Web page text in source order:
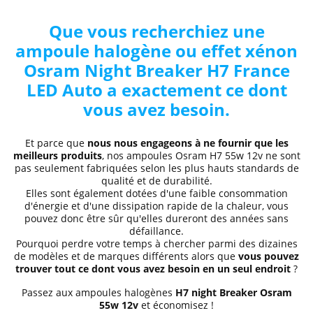
Que vous recherchiez une
ampoule halogène ou effet xénon
Osram Night Breaker H7 France
LED Auto a exactement ce dont
vous avez besoin.
Et parce que nous nous engageons à ne fournir que les
meilleurs produits, nos ampoules Osram H7 55w 12v ne sont
pas seulement fabriquées selon les plus hauts standards de
qualité et de durabilité.
Elles sont également dotées d'une faible consommation
d'énergie et d'une dissipation rapide de la chaleur, vous
pouvez donc être sûr qu'elles dureront des années sans
défaillance.
Pourquoi perdre votre temps à chercher parmi des dizaines
de modèles et de marques différents alors que vous pouvez
trouver tout ce dont vous avez besoin en un seul endroit ?
Passez aux ampoules halogènes H7 night Breaker Osram
55w 12v et économisez !